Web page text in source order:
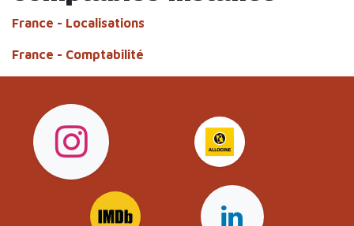
France - Localisations
France - Comptabilité